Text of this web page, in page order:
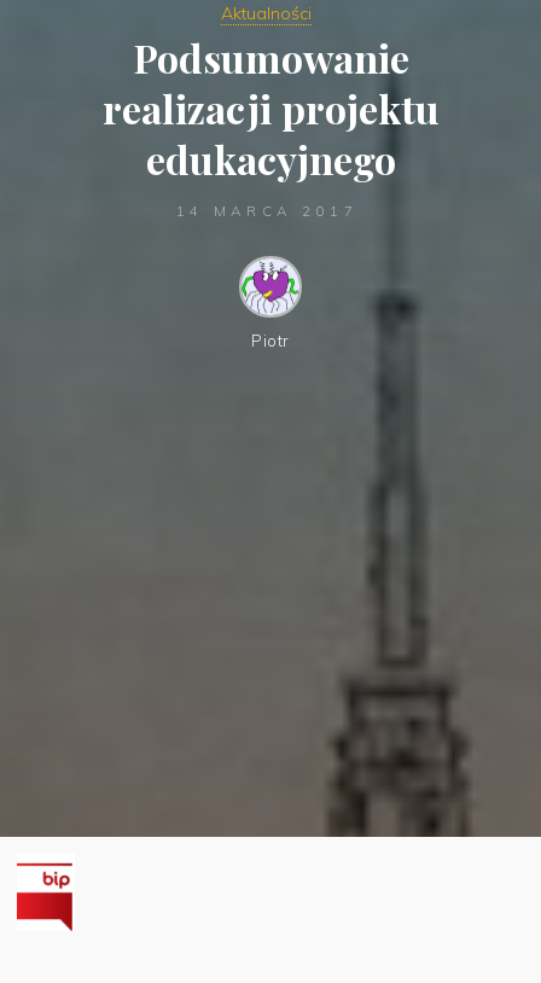
Aktualności
Podsumowanie
realizacji projektu
edukacyjnego
14 MARCA 2017
Piotr